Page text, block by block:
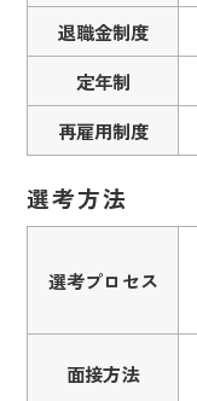
退職金制度
定年制
再雇用制度
選考方法
選考プロセス
面接方法